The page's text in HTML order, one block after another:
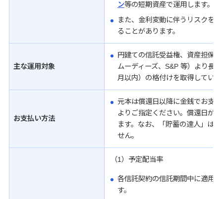
ン等の短期資産で運用します。
また、金利変動に伴うリスクを
ることがあります。
主な運用対象
円建ての信託受益権、資産担保
ムーディーズ、S&P 等）より長
月以内）の格付けを取得してい
お支払い方法
元本は償還日以降に金銭でお支
よりご指定ください。償還日が
ます。なお、「貯蓄の達人」は
せん。
（1）予定配当率
各信託契約の信託期間中に適用
す。